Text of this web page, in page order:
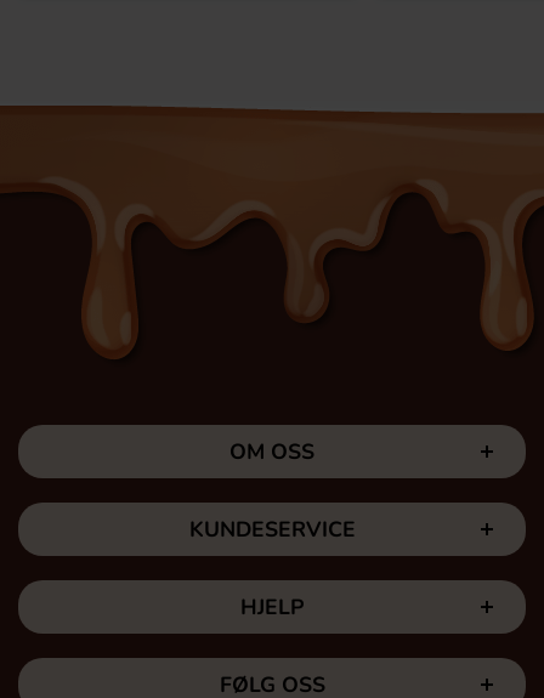
OM OSS
KUNDESERVICE
HJELP
FØLG OSS